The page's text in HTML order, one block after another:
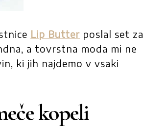
Lip Butter poslal set za
a tovrstna moda mi ne
ki jih najdemo v vsaki
kopeli